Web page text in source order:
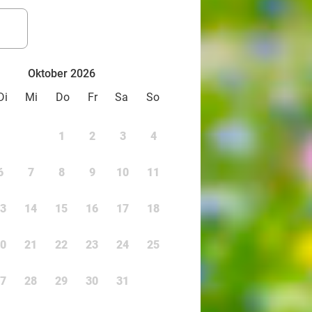
Oktober 2026
Mi Do Fr Sa So
1 2 3 4
7 8 9 10 11
14 15 16 17 18
21 22 23 24 25
28 29 30 31